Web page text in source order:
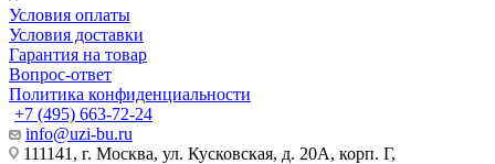
Условия оплаты
Условия доставки
Гарантия на товар
Вопрос-ответ
Политика конфиденциальности
+7 (495) 663-72-24
info@uzi-bu.ru
111141, г. Москва, ул. Кусковская, д. 20А, корп. Г,